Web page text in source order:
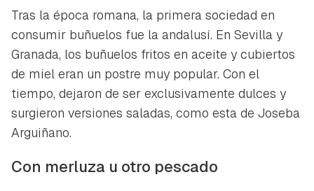
Tras la época romana, la primera sociedad en
consumir buñuelos fue la andalusí. En Sevilla y
Granada, los buñuelos fritos en aceite y cubiertos
de miel eran un postre muy popular. Con el
tiempo, dejaron de ser exclusivamente dulces y
surgieron versiones saladas, como esta de Joseba
Arguiñano.
Con merluza u otro pescado